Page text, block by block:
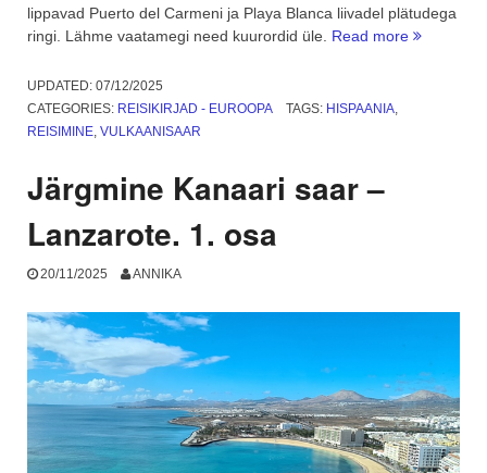
lippavad Puerto del Carmeni ja Playa Blanca liivadel plätudega
ringi. Lähme vaatamegi need kuurordid üle. Read more “Lanzarote
UPDATED: 07/12/2025
CATEGORIES: REISIKIRJAD - EUROOPA TAGS: HISPAANIA,
REISIMINE, VULKAANISAAR
Järgmine Kanaari saar –
Lanzarote. 1. osa
20/11/2025 ANNIKA